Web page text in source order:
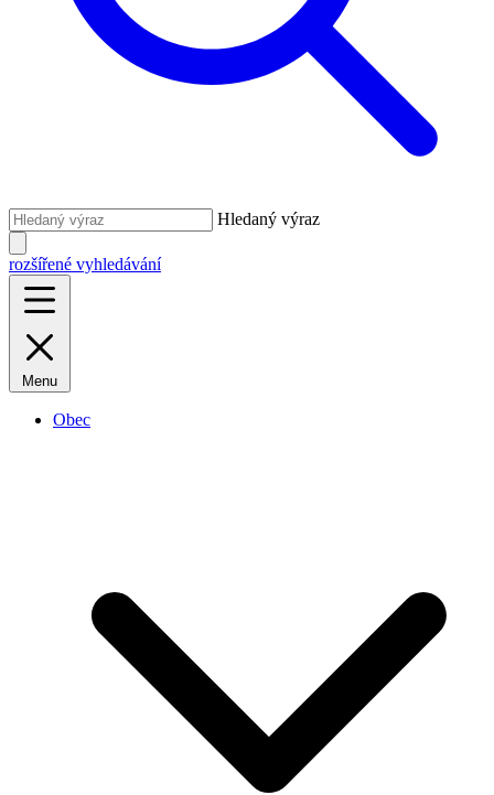
Hledaný výraz
rozšířené vyhledávání
Menu
Obec